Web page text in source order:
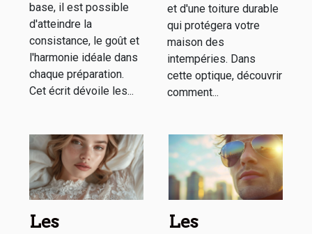
base, il est possible
d'atteindre la
consistance, le goût et
l'harmonie idéale dans
chaque préparation.
Cet écrit dévoile les...
et d'une toiture durable
qui protégera votre
maison des
intempéries. Dans
cette optique, découvrir
comment...
Les
Les